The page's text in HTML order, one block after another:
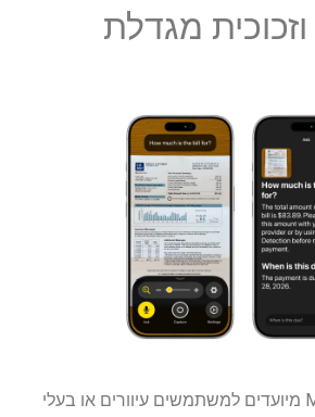
VoiceOver ו- Magnifier מיועדים למשתמשים עיוורים או בעלי